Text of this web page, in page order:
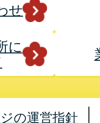
せ
に
の運営指針